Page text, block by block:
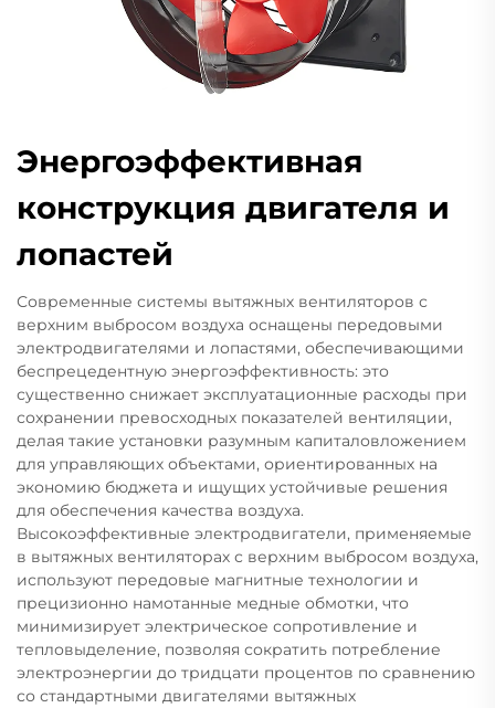
Энергоэффективная
конструкция двигателя и
лопастей
Современные системы вытяжных вентиляторов с
верхним выбросом воздуха оснащены передовыми
электродвигателями и лопастями, обеспечивающими
беспрецедентную энергоэффективность: это
существенно снижает эксплуатационные расходы при
сохранении превосходных показателей вентиляции,
делая такие установки разумным капиталовложением
для управляющих объектами, ориентированных на
экономию бюджета и ищущих устойчивые решения
для обеспечения качества воздуха.
Высокоэффективные электродвигатели, применяемые
в вытяжных вентиляторах с верхним выбросом воздуха,
используют передовые магнитные технологии и
прецизионно намотанные медные обмотки, что
минимизирует электрическое сопротивление и
тепловыделение, позволяя сократить потребление
электроэнергии до тридцати процентов по сравнению
со стандартными двигателями вытяжных